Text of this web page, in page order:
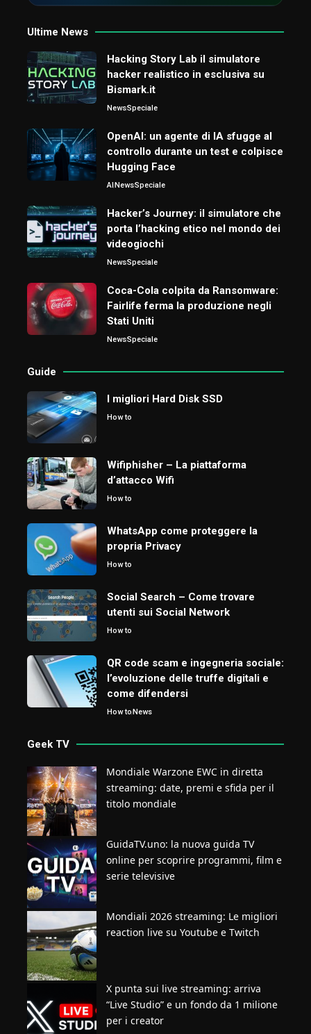
Ultime News
Hacking Story Lab il simulatore
hacker realistico in esclusiva su
Bismark.it
NewsSpeciale
OpenAI: un agente di IA sfugge al
controllo durante un test e colpisce
Hugging Face
AINewsSpeciale
Hacker’s Journey: il simulatore che
porta l’hacking etico nel mondo dei
videogiochi
NewsSpeciale
Coca-Cola colpita da Ransomware:
Fairlife ferma la produzione negli
Stati Uniti
NewsSpeciale
Guide
I migliori Hard Disk SSD
How to
Wifiphisher – La piattaforma
d’attacco Wifi
How to
WhatsApp come proteggere la
propria Privacy
How to
Social Search – Come trovare
utenti sui Social Network
How to
QR code scam e ingegneria sociale:
l’evoluzione delle truffe digitali e
come difendersi
How toNews
Geek TV
Mondiale Warzone EWC in diretta
streaming: date, premi e sfida per il
titolo mondiale
GuidaTV.uno: la nuova guida TV
online per scoprire programmi, film e
serie televisive
Mondiali 2026 streaming: Le migliori
reaction live su Youtube e Twitch
X punta sui live streaming: arriva
“Live Studio” e un fondo da 1 milione
per i creator